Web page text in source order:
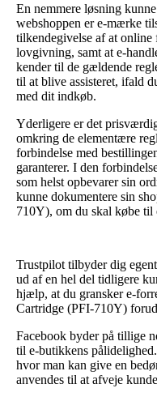
En nemmere løsning
webshoppen er e-mærke
tilkendegivelse af at
lovgivning, samt at e-
kender til de gældende
til at blive assisteret, ifald
med dit indkøb.
Yderligere er det
omkring de elementære
forbindelse med
garanterer. I den
som helst opbevarer sin
kunne dokumentere sin
710Y), om du skal købe til
Trustpilot tilbyder dig
ud af en hel del tidligere
hjælp, at du gransker e-
Cartridge (PFI-710Y)
Facebook byder på tillige
til e-butikkens
hvor man kan give en
anvendes til at afveje